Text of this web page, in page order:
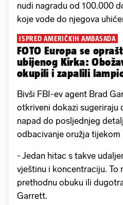
nudi nagradu od 100.000
koje vode do njegova
ISPRED AMERIČKIH AMBASADA
FOTO Europa se
ubijenog Kirka:
okupili i zapalili
Bivši FBI-ev agent Brad
otkriveni dokazi sugeriraju
napad do posljednjeg
odbacivanje oružja tijekom
- Jedan hitac s takve
vještinu i koncentraciju. To
prethodnu obuku ili
Garrett.